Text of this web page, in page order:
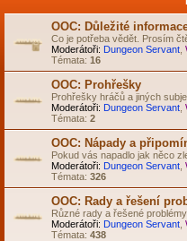
OOC: Důležité
Co je potřeba vědět. Prosím
Moderátoři: Dungeon Servant
Témata: 16
OOC: Prohřešky
Prohřešky hráčů a jiných
Moderátoři: Dungeon Servant
Témata: 2
OOC: Nápady a
Pokud vás napadlo jak něco
Moderátoři: Dungeon Servant
Témata: 326
OOC: Rady a řešení
Různé rady a řešené
Moderátoři: Dungeon Servant
Témata: 438